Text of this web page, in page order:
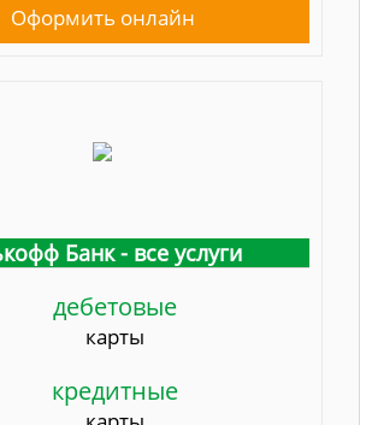
Оформить онлайн
Банк - все услуги
дебетовые
карты
кредитные